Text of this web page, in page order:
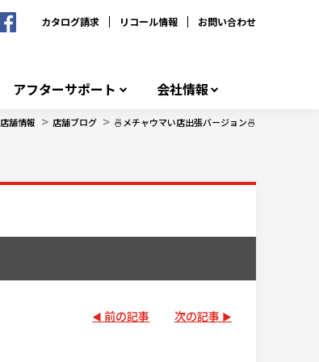
カタログ請求 リコール情報 お問い合わせ
アフターサポート 会社情報
店舗情報 > 店舗ブログ > 🍜メチャウマい店出張バージョン🍜
前の記事 次の記事